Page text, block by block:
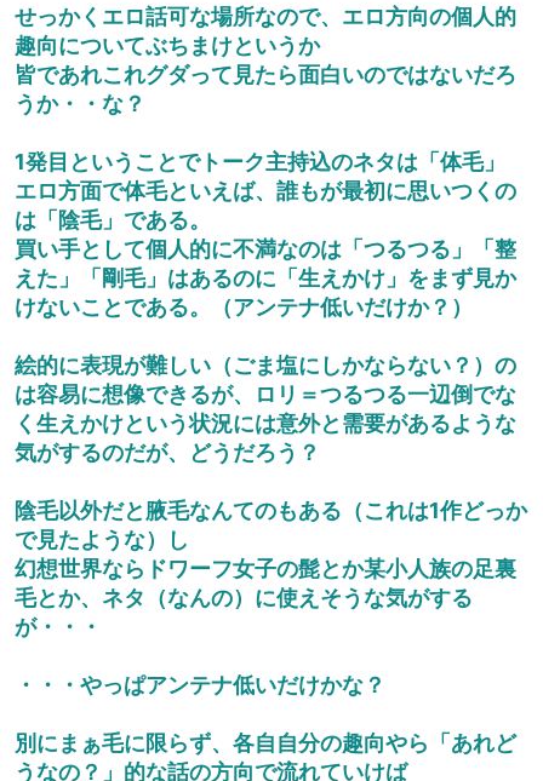
せっかくエロ話可な場所なので、エロ方向の個人的
趣向についてぶちまけというか
皆であれこれグダって見たら面白いのではないだろ
うか・・な？
1発目ということでトーク主持込のネタは「体毛」
エロ方面で体毛といえば、誰もが最初に思いつくの
は「陰毛」である。
買い手として個人的に不満なのは「つるつる」「整
えた」「剛毛」はあるのに「生えかけ」をまず見か
けないことである。（アンテナ低いだけか？）
絵的に表現が難しい（ごま塩にしかならない？）の
は容易に想像できるが、ロリ＝つるつる一辺倒でな
く生えかけという状況には意外と需要があるような
気がするのだが、どうだろう？
陰毛以外だと腋毛なんてのもある（これは1作どっか
で見たような）し
幻想世界ならドワーフ女子の髭とか某小人族の足裏
毛とか、ネタ（なんの）に使えそうな気がする
が・・・
・・・やっぱアンテナ低いだけかな？
別にまぁ毛に限らず、各自自分の趣向やら「あれど
うなの？」的な話の方向で流れていけば